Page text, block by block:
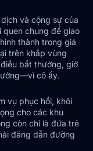
và cộng sự của
quen chung để giao
thành trong giá
trên khắp vùng
bất thường, giờ
cô ấy.
vụ phục hồi, khôi
cho các khu
còn chỉ là đứa trẻ
đăng dẫn đường